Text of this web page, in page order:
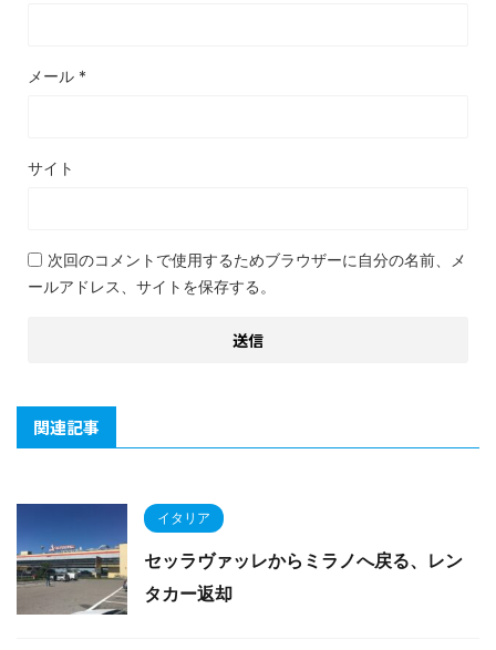
メール *
サイト
次回のコメントで使用するためブラウザーに自分の名前、メ
ールアドレス、サイトを保存する。
関連記事
イタリア
セッラヴァッレからミラノへ戻る、レン
タカー返却